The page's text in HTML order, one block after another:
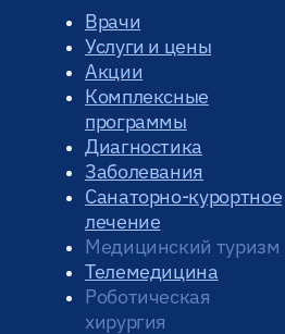
Врачи
Услуги и цены
Акции
Комплексные
программы
Диагностика
Заболевания
Санаторно-курортное
лечение
Медицинский туризм
Телемедицина
Роботическая
хирургия